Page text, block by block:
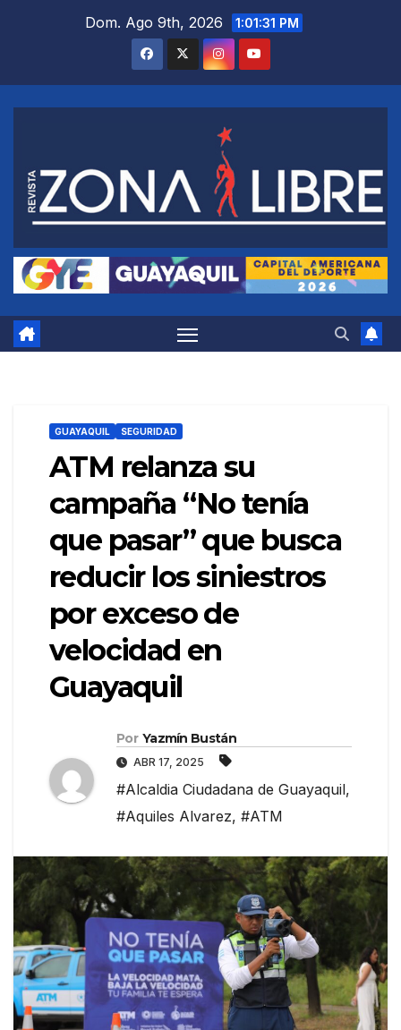
Dom. Ago 9th, 2026 1:01:32 PM
GUAYAQUIL SEGURIDAD
ATM relanza su
campaña “No tenía
que pasar” que busca
reducir los siniestros
por exceso de
velocidad en
Guayaquil
Por Yazmín Bustán
ABR 17, 2025
#Alcaldia Ciudadana de Guayaquil,
#Aquiles Alvarez, #ATM